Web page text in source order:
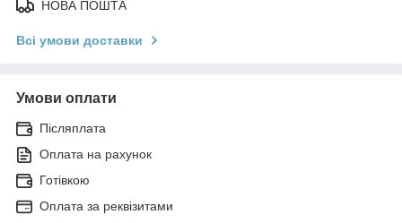
НОВА ПОШТА
Всі умови доставки
Умови оплати
Післяплата
Оплата на рахунок
Готівкою
Оплата за реквізитами